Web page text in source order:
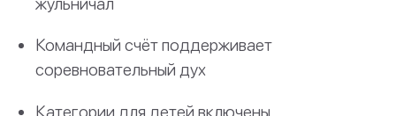
Командный счёт поддерживает
соревновательный дух
Категории для детей включены